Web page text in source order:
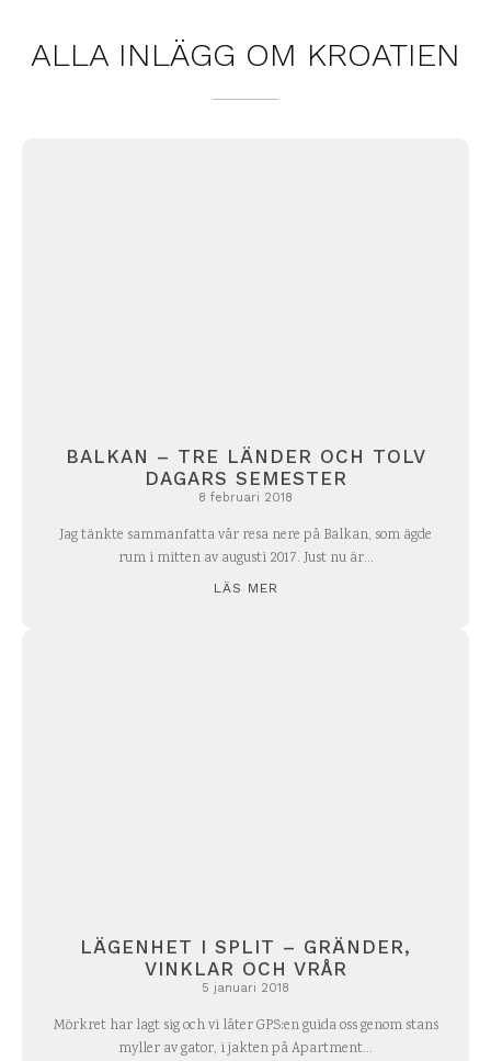
ALLA INLÄGG OM KROATIEN
BALKAN – TRE LÄNDER OCH TOLV
DAGARS SEMESTER
8 februari 2018
Jag tänkte sammanfatta vår resa nere på Balkan, som ägde
rum i mitten av augusti 2017. Just nu är...
LÄS MER
LÄGENHET I SPLIT – GRÄNDER,
VINKLAR OCH VRÅR
5 januari 2018
Mörkret har lagt sig och vi låter GPS:en guida oss genom stans
myller av gator, i jakten på Apartment...